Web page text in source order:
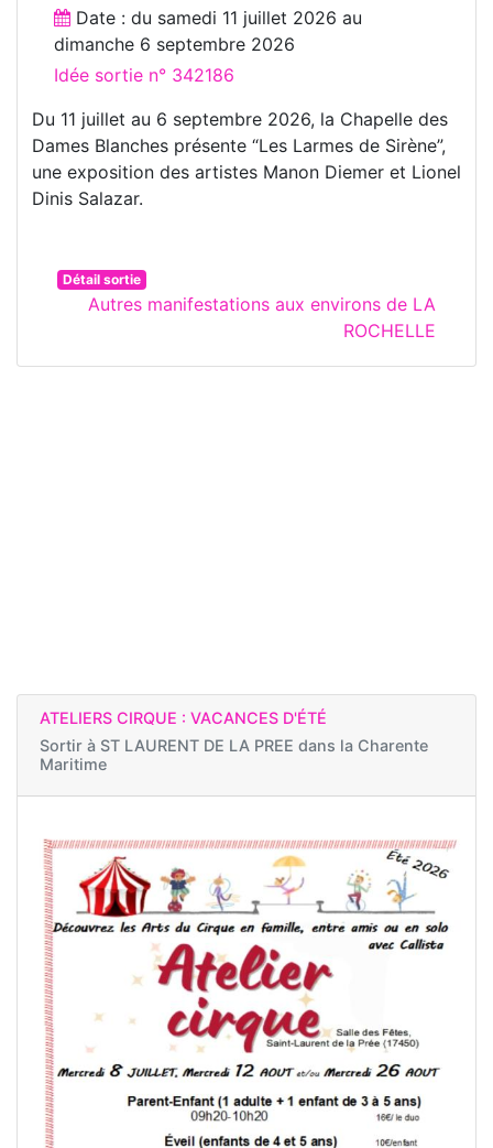
Date : du samedi 11 juillet 2026 au
dimanche 6 septembre 2026
Idée sortie n° 342186
Du 11 juillet au 6 septembre 2026, la Chapelle des
Dames Blanches présente “Les Larmes de Sirène”,
une exposition des artistes Manon Diemer et Lionel
Dinis Salazar.
Détail sortie
Autres manifestations aux environs de LA
ROCHELLE
ATELIERS CIRQUE : VACANCES D'ÉTÉ
Sortir à ST LAURENT DE LA PREE dans la Charente
Maritime